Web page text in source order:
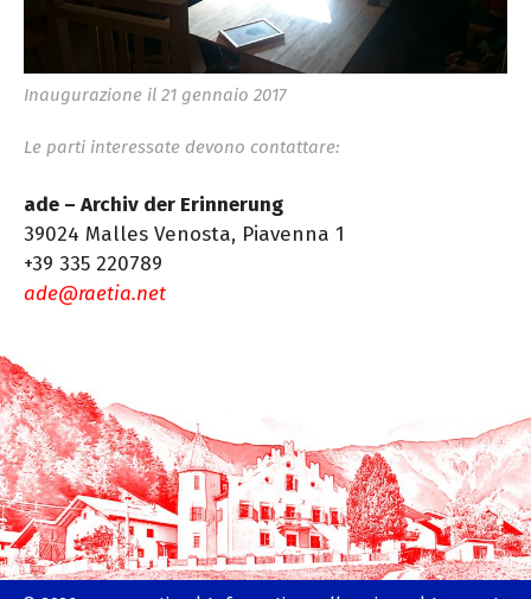
Inaugurazione il 21 gennaio 2017
Le parti interessate devono contattare:
ade – Archiv der Erinnerung
39024 Malles Venosta, Piavenna 1
+39 335 220789
ade@raetia.net